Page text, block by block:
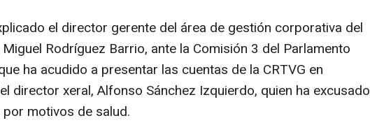
el director gerente del área de gestión corporativa del
Rodríguez Barrio, ante la Comisión 3 del Parlamento
ha acudido a presentar las cuentas de la CRTVG en
director xeral, Alfonso Sánchez Izquierdo, quien ha excusado
motivos de salud.